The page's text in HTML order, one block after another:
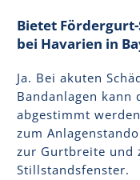
Bietet
bei Havarien in
Ja. Bei akuten
Bandanlagen kann
abgestimmt
zum
zur Gurtbreite und
Stillstandsfenster.